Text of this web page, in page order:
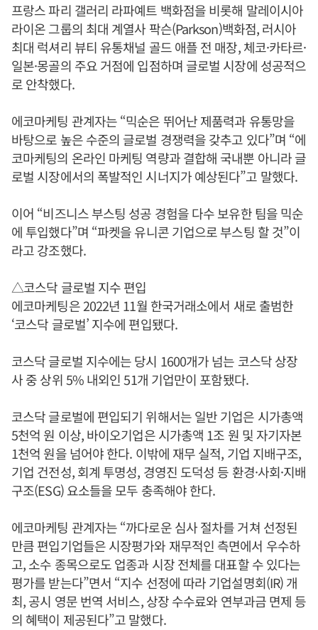
프랑스 파리 갤러리 라파예트 백화점을 비롯해 말레이시아
라이온 그룹의 최대 계열사 팍슨(Parkson)백화점, 러시아
최대 럭셔리 뷰티 유통채널 골드 애플 전 매장, 체코·카타르·
일본·몽골의 주요 거점에 입점하며 글로벌 시장에 성공적으
로 안착했다.
에코마케팅 관계자는 “믹순은 뛰어난 제품력과 유통망을
바탕으로 높은 수준의 글로벌 경쟁력을 갖추고 있다”며 “에
코마케팅의 온라인 마케팅 역량과 결합해 국내뿐 아니라 글
로벌 시장에서의 폭발적인 시너지가 예상된다”고 말했다.
이어 “비즈니스 부스팅 성공 경험을 다수 보유한 팀을 믹순
에 투입했다”며 “파켓을 유니콘 기업으로 부스팅 할 것”이
라고 강조했다.
△코스닥 글로벌 지수 편입
에코마케팅은 2022년 11월 한국거래소에서 새로 출범한
‘코스닥 글로벌’ 지수에 편입됐다.
코스닥 글로벌 지수에는 당시 1600개가 넘는 코스닥 상장
사 중 상위 5% 내외인 51개 기업만이 포함됐다.
코스닥 글로벌에 편입되기 위해서는 일반 기업은 시가총액
5천억 원 이상, 바이오기업은 시가총액 1조 원 및 자기자본
1천억 원을 넘어야 한다. 이밖에 재무 실적, 기업 지배구조,
기업 건전성, 회계 투명성, 경영진 도덕성 등 환경·사회·지배
구조(ESG) 요소들을 모두 충족해야 한다.
에코마케팅 관계자는 “까다로운 심사 절차를 거쳐 선정된
만큼 편입기업들은 시장평가와 재무적인 측면에서 우수하
고, 소수 종목으로도 업종과 시장 전체를 대표할 수 있다는
평가를 받는다”면서 “지수 선정에 따라 기업설명회(IR) 개
최, 공시 영문 번역 서비스, 상장 수수료와 연부과금 면제 등
의 혜택이 제공된다”고 말했다.